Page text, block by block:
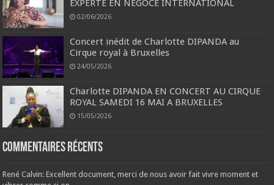
EXPERTE EN NEGOCE INTERNATIONAL
02/06/2026
Concert inédit de Charlotte DIPANDA au
Cirque royal à Bruxelles
24/05/2026
Charlotte DIPANDA EN CONCERT AU CIRQUE
ROYAL SAMEDI 16 MAI A BRUXELLES
15/05/2026
Commentaires récents
René Calvin: Excellent document, merci de nous avoir fait vivre moment et